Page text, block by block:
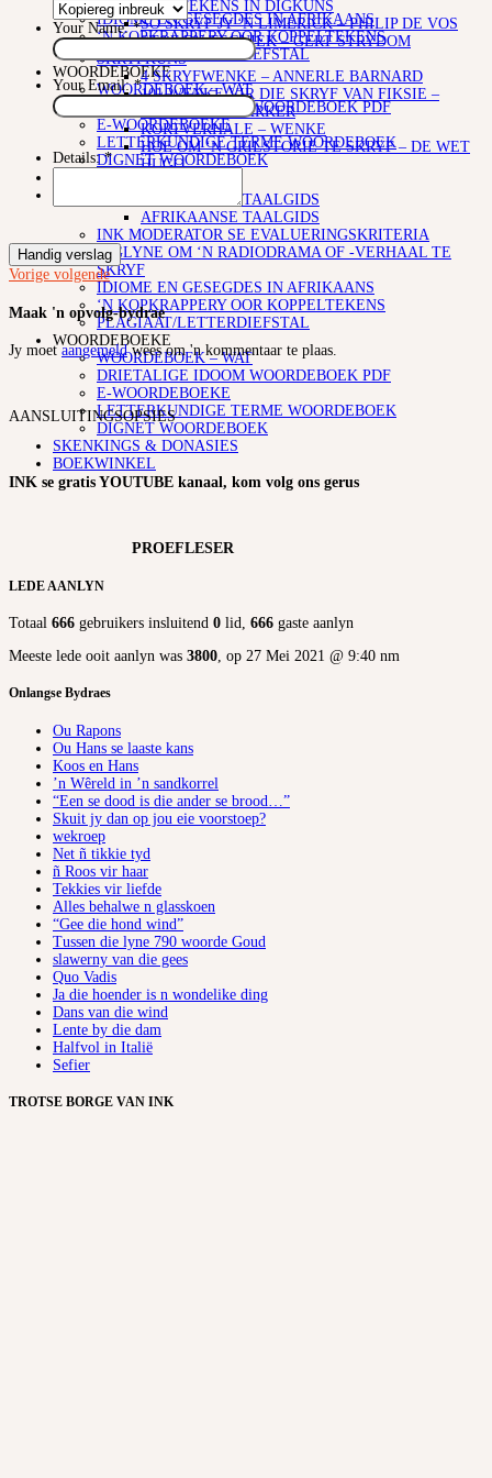
IDIOME EN GESEGDES IN AFRIKAANS
‘N KOPKRAPPERY OOR KOPPELTEKENS
PLAGIAAT/LETTERDIEFSTAL
WOORDEBOEKE
WOORDEBOEK – WAT
DRIETALIGE IDOOM WOORDEBOEK PDF
E-WOORDEBOEKE
LETTERKUNDIGE TERME WOORDEBOEK
DIGNET WOORDEBOEK
LEESTEKENS IN DIGKUNS
SO SKRYF JY ‘N LIMERICK – PHILIP DE VOS
STOF EN TEGNIEK – GERT STRYDOM
SKRYFKUNS
4 SKRYFWENKE – ANNERLE BARNARD
101 WENKE VIR DIE SKRYF VAN FIKSIE –
DEUR ELIZE PARKER
KORTVERHALE – WENKE
HOE OM ‘N GRILSTORIE TE SKRYF – DE WET
HUGO
AFRIKAANSE TAALGIDS
AFRIKAANSE TAALGIDS
INK MODERATOR SE EVALUERINGSKRITERIA
RIGLYNE OM ‘N RADIODRAMA OF -VERHAAL TE
SKRYF
IDIOME EN GESEGDES IN AFRIKAANS
‘N KOPKRAPPERY OOR KOPPELTEKENS
PLAGIAAT/LETTERDIEFSTAL
WOORDEBOEKE
WOORDEBOEK – WAT
DRIETALIGE IDOOM WOORDEBOEK PDF
E-WOORDEBOEKE
LETTERKUNDIGE TERME WOORDEBOEK
DIGNET WOORDEBOEK
SKENKINGS & DONASIES
BOEKWINKEL
Your Name:*
Your Email:*
Details:*
Handig verslag
Vorige volgende
Maak 'n opvolg-bydrae
Jy moet aangemeldwees om 'n kommentaar te plaas.
AANSLUITINGSOPSIES
INK se gratis YOUTUBE kanaal, kom volg ons gerus
PROEFLESER
LEDE AANLYN
Totaal 666 gebruikers insluitend 0 lid, 666 gaste aanlyn
Meeste lede ooit aanlyn was 3800, op 27 Mei 2021 @ 9:40 nm
Onlangse Bydraes
Ou Rapons
Ou Hans se laaste kans
Koos en Hans
’n Wêreld in ’n sandkorrel
“Een se dood is die ander se brood…”
Skuit jy dan op jou eie voorstoep?
wekroep
Net ñ tikkie tyd
ñ Roos vir haar
Tekkies vir liefde
Alles behalwe n glasskoen
“Gee die hond wind”
Tussen die lyne 790 woorde Goud
slawerny van die gees
Quo Vadis
Ja die hoender is n wondelike ding
Dans van die wind
Lente by die dam
Halfvol in Italië
Sefier
TROTSE BORGE VAN INK